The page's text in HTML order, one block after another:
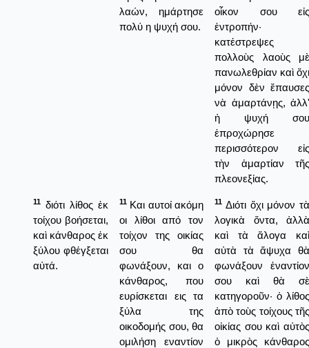
λαών, ημάρτησε
πολύ η ψυχή σου.
οἶκον σου εἰς
ἐντροπήν·
κατέστρεψες
πολλοὺς λαοὺς μὲ
πανωλεθρίαν καὶ ὄχι
μόνον δὲν ἔπαυσες
νὰ ἁμαρτάνῃς, ἀλλ'
ἡ ψυχή σου
ἐπροχώρησε
περισσότερον εἰς
τὴν ἁμαρτίαν τῆς
πλεονεξίας.
11 διότι λίθος ἐκ
τοίχου βοήσεται,
καὶ κάνθαρος ἐκ
ξύλου φθέγξεται
αὐτά.
11 Και αυτοί ακόμη
οι λίθοι από τον
τοίχον της οικίας
σου θα
φωνάξουν, και ο
κάνθαρος, που
ευρίσκεται εις τα
ξύλα της
οικοδομής σου, θα
ομιλήση εναντίον
11 Διότι ὄχι μόνον τὰ
λογικὰ ὄντα, ἀλλὰ
καὶ τὰ ἄλογα καὶ
αὐτὰ τὰ ἄψυχα θὰ
φωνάξουν ἐναντίον
σου καὶ θὰ σὲ
κατηγοροῦν· ὁ λίθος
ἀπὸ τοὺς τοίχους τῆς
οἰκίας σου καὶ αὐτὸς
ὁ μικρὸς κάνθαρος